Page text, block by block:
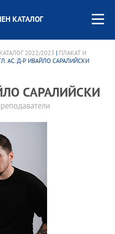
КАТАЛОГ
2022/2023
ПЛАКАТ И
АС. Д-Р ИВАЙЛО САРАЛИЙСКИ
САРАЛИЙСКИ